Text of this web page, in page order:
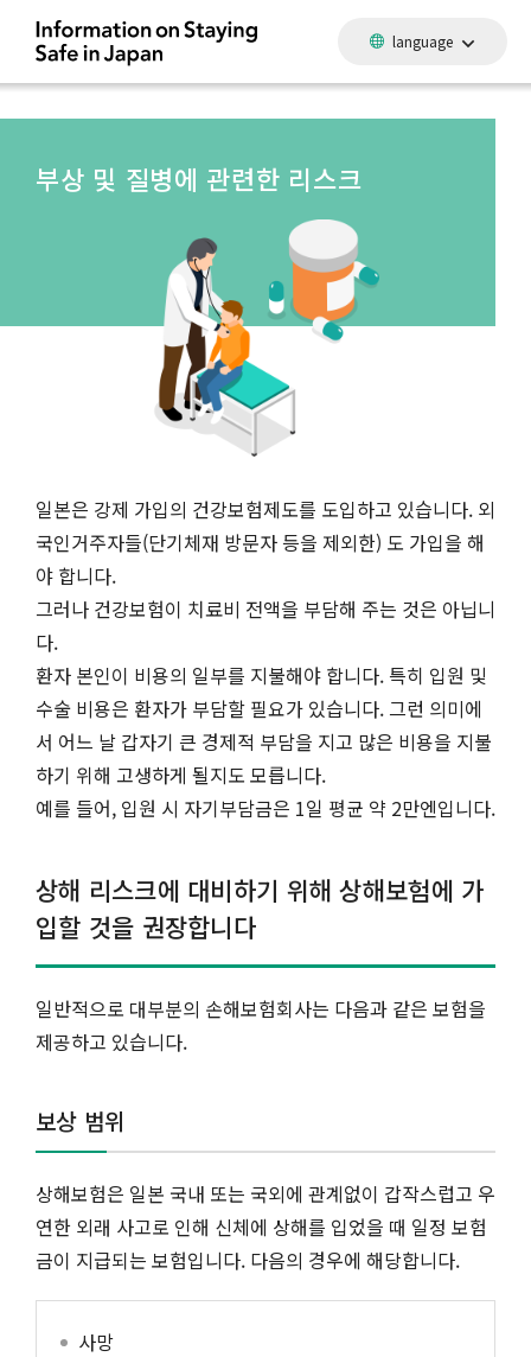
language
부상 및 질병에 관련한 리스크
일본은 강제 가입의 건강보험제도를 도입하고 있습니다. 외
국인거주자들(단기체재 방문자 등을 제외한) 도 가입을 해
야 합니다.
그러나 건강보험이 치료비 전액을 부담해 주는 것은 아닙니
다.
환자 본인이 비용의 일부를 지불해야 합니다. 특히 입원 및
수술 비용은 환자가 부담할 필요가 있습니다. 그런 의미에
서 어느 날 갑자기 큰 경제적 부담을 지고 많은 비용을 지불
하기 위해 고생하게 될지도 모릅니다.
예를 들어, 입원 시 자기부담금은 1일 평균 약 2만엔입니다.
상해 리스크에 대비하기 위해 상해보험에 가
입할 것을 권장합니다
일반적으로 대부분의 손해보험회사는 다음과 같은 보험을
제공하고 있습니다.
보상 범위
상해보험은 일본 국내 또는 국외에 관계없이 갑작스럽고 우
연한 외래 사고로 인해 신체에 상해를 입었을 때 일정 보험
금이 지급되는 보험입니다. 다음의 경우에 해당합니다.
사망